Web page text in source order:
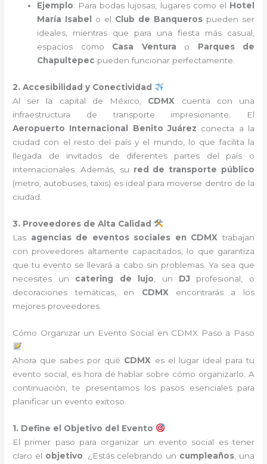
Ejemplo: Para bodas lujosas, lugares como el Hotel
María Isabel
o el Club de Banquerospueden ser
ideales, mientras que para una fiesta más casual,
espacios como Casa Ventura o Parques de
Chapultepec pueden funcionar perfectamente.
2. Accesibilidad y Conectividad
Al ser la capital de México, CDMX cuenta con una
infraestructura de transporte impresionante. El
Aeropuerto Internacional Benito Juárez conecta a la
ciudad con el resto del país y el mundo, lo que facilita la
llegada de invitados de diferentes partes del país o
internacionales. Además, su red de transporte público
(metro, autobuses, taxis) es ideal para moverse dentro de la
ciudad.
3. Proveedores de Alta Calidad
Las agencias de eventos sociales en CDMX trabajan
con proveedores altamente capacitados, lo que garantiza
que tu evento se llevará a cabo sin problemas. Ya sea que
necesites un catering de lujo , un DJ profesional, o
decoraciones temáticas, en CDMX encontrarás a los
mejores proveedores.
Cómo Organizar un Evento Social en CDMX Paso a Paso
Ahora que sabes por qué CDMX es el lugar ideal para tu
evento social, es hora de hablar sobre cómo organizarlo. A
continuación, te presentamos los pasos esenciales para
planificar un evento exitoso.
1. Define el Objetivo del Evento
El primer paso para organizar un evento social es tener
claro el objetivo . ¿Estás celebrando un cumpleaños , una